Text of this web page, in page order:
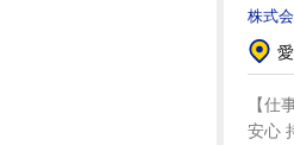
株式
【仕
安心